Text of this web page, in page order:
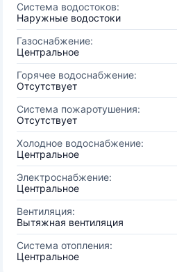
Система водостоков:
Наружные водостоки
Газоснабжение:
Центральное
Горячее водоснабжение:
Отсутствует
Система пожаротушения:
Отсутствует
Холодное водоснабжение:
Центральное
Электроснабжение:
Центральное
Вентиляция:
Вытяжная вентиляция
Система отопления:
Центральное